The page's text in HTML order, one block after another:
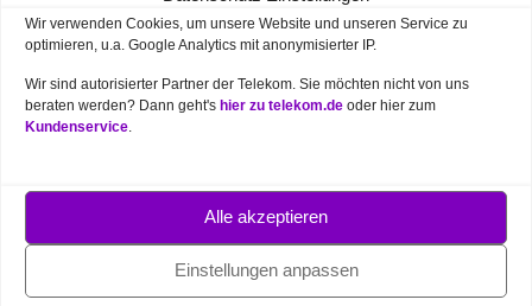
Wir verwenden Cookies, um unsere Website und unseren Service zu
optimieren, u.a. Google Analytics mit anonymisierter IP.
Wir sind autorisierter Partner der Telekom. Sie möchten nicht von uns
beraten werden? Dann geht's hier zu telekom.de oder hier zum
Kundenservice
Alle akzeptieren
Einstellungen anpassen
Mit unserenPDF
Bestellformularen, welche wir
Ihnen auch kostenlosper Post
zusenden, können Sie die
*Der Vorteilspreis der AVM FritzBox 7590 gilt nur bei
Abschluss eines neuen Telekom MagentaZuhause